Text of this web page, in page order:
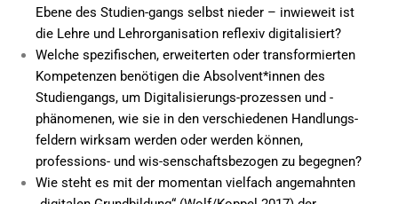
Ebene des Studien-gangs selbst nieder – inwieweit ist
die Lehre und Lehrorganisation reflexiv digitalisiert?
Welche spezifischen, erweiterten oder transformierten
Kompetenzen benötigen die Absolvent*innen des
Studiengangs, um Digitalisierungs-prozessen und -
phänomenen, wie sie in den verschiedenen Handlungs-
feldern wirksam werden oder werden können,
professions- und wis-senschaftsbezogen zu begegnen?
Wie steht es mit der momentan vielfach angemahnten